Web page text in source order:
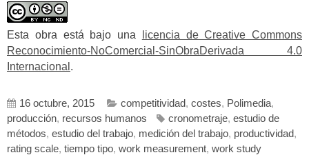
Esta obra está bajo una
licencia de Creative Commons
Reconocimiento-NoComercial-SinObraDerivada 4.0
Internacional .
16 octubre, 2015 competitividad, costes, Polimedia,
producción, recursos humanos cronometraje, estudio de
métodos, estudio del trabajo, medición del trabajo, productividad,
rating scale, tiempo tipo, work measurement, work study